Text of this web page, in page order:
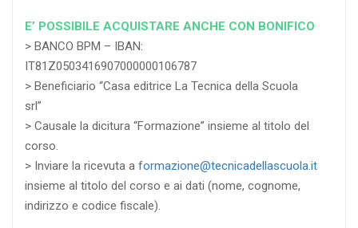
E’ POSSIBILE ACQUISTARE ANCHE CON BONIFICO
> BANCO BPM – IBAN:
IT81Z0503416907000000106787
> Beneficiario “Casa editrice La Tecnica della Scuola
srl”
> Causale la dicitura “Formazione” insieme al titolo del
corso.
> Inviare la ricevuta a formazione@tecnicadellascuola.it
insieme al titolo del corso e ai dati (nome, cognome,
indirizzo e codice fiscale).